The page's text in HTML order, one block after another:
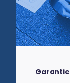
Garantie